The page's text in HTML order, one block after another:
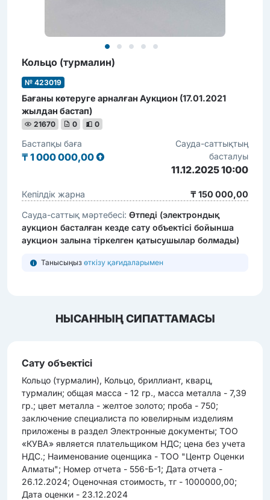
Кольцо (турмалин)
№ 423019
Бағаны көтеруге арналған Аукцион (17.01.2021
жылдан бастап)
21670 0 0
Бастапқы баға
₸ 1 000 000,00
Сауда-саттықтың
басталуы
11.12.2025 10:00
Кепілдік жарна
₸ 150 000,00
Сауда-саттық мәртебесі: Өтпеді (электрондық
аукцион басталған кезде сату объектісі бойынша
аукцион залына тіркелген қатысушылар болмады)
Танысыңыз өткізу қағидаларымен
НЫСАННЫҢ СИПАТТАМАСЫ
Сату объектісі
Кольцо (турмалин), Кольцо, бриллиант, кварц,
турмалин; общая масса - 12 гр., масса металла - 7,39
гр.; цвет металла - желтое золото; проба - 750;
заключение специалиста по ювелирным изделиям
приложены в раздел Электронные документы; ТОО
«КУВА» является плательщиком НДС; цена без учета
НДС.; Наименование оценщика - ТОО "Центр Оценки
Алматы"; Номер отчета - 556-Б-1; Дата отчета -
26.12.2024; Оценочная cтоимоcть, тг - 1000000,00;
Дата оценки - 23.12.2024